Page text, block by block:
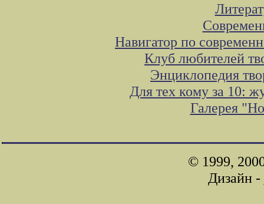
Навигатор по
Клуб любителей
Энциклопедия
Для тех кому за 10:
Галерея
© 1999,
Дизайн -